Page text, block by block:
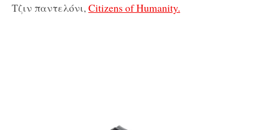
Τζιν παντελόνι,Citizens of Humanity.